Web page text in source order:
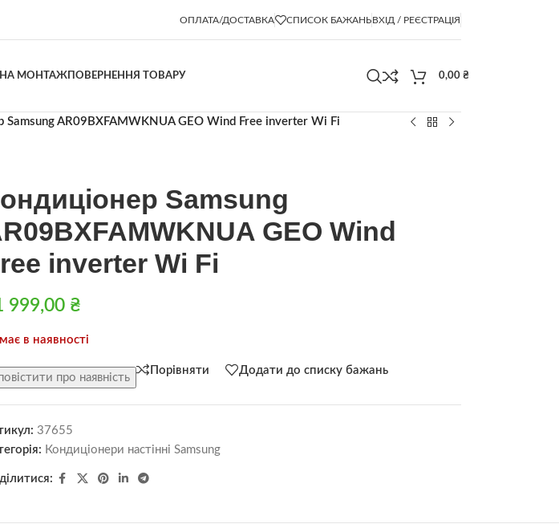
ОПЛАТА/ДОСТАВКА СПИСОК БАЖАНЬВХІД / РЕЄСТРАЦІЯ
НА МОНТАЖПОВЕРНЕННЯ ТОВАРУ 0,00 ₴
Samsung AR09BXFAMWKNUA GEO Wind Free inverter Wi Fi
Samsung
GEO Wind
inverter Wi Fi
999,00 ₴
в наявності
про наявність
Порівняти Додати до списку бажань
37655
Кондиціонери настінні Samsung